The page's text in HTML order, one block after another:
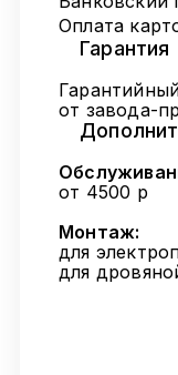
Оплата
Гарантия
от завода-
от 4500 р
Монтаж:
для
для